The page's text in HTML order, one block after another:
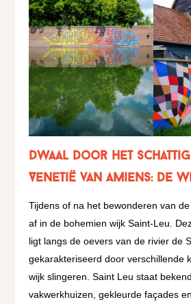
dwaal door het
Venetië van Amiens: de
Tijdens of na het bewonderen van
af in de bohemien wijk Saint-Leu.
ligt langs de oevers van de rivier de
gekarakteriseerd door verschillende
wijk slingeren. Saint Leu staat
vakwerkhuizen, gekleurde façades